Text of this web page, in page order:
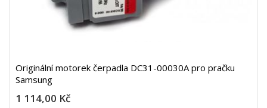
Originální motorek čerpadla DC31-00030A pro pračku
Samsung
1 114,00 Kč